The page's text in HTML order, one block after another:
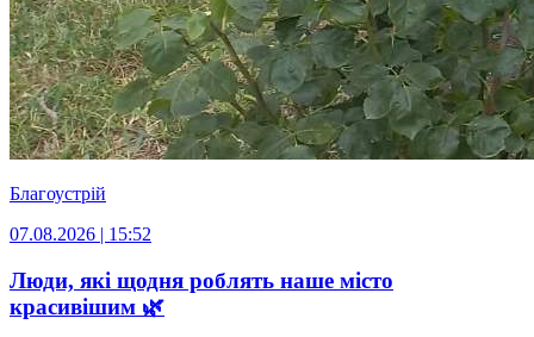
Благоустрій
07.08.2026 | 15:52
Люди, які щодня роблять наше місто
красивішим 🌿